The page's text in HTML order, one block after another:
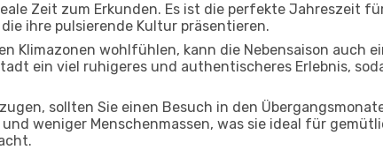
Zeit zum Erkunden. Es ist die perfekte Jahreszeit
ihre pulsierende Kultur präsentieren.
Klimazonen wohlfühlen, kann die Nebensaison auch
ein viel ruhigeres und authentischeres Erlebnis,
sollten Sie einen Besuch in den
weniger Menschenmassen, was sie ideal für